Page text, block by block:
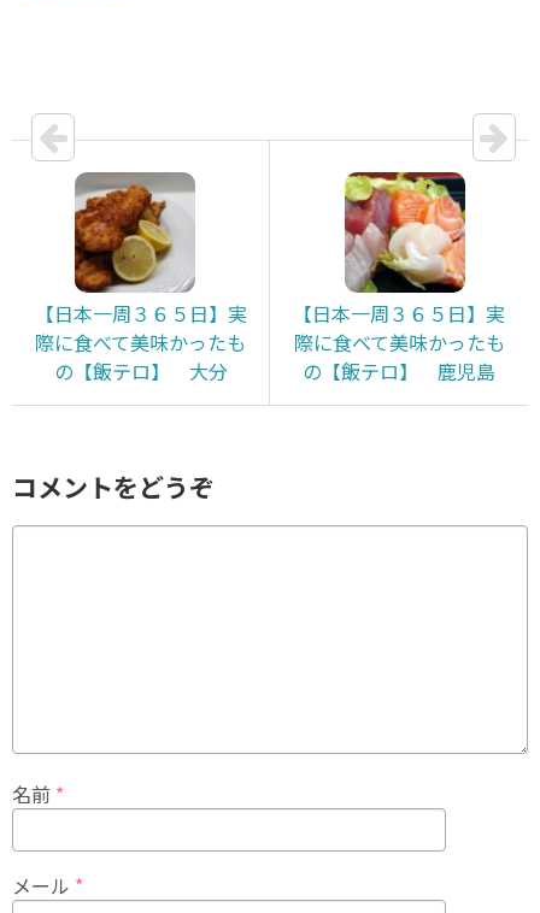
【日本一周３６５日】実
際に食べて美味かったも
の【飯テロ】 大分
【日本一周３６５日】実
際に食べて美味かったも
の【飯テロ】 鹿児島
コメントをどうぞ
名前 *
メール *